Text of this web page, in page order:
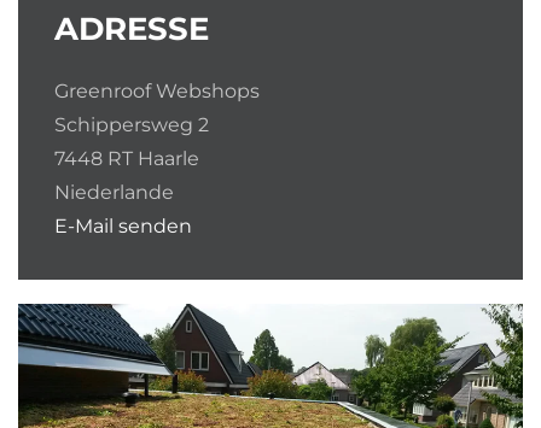
ADRESSE
Greenroof Webshops
Schippersweg 2
7448 RT Haarle
Niederlande
E-Mail senden